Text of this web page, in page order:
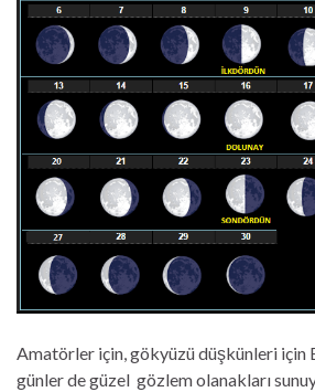
Amatörler için, gökyüzü düşkünleri için
günler de güzel gözlem olanakları